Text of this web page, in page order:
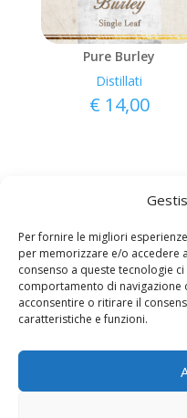
Per fornire le migliori
per memorizzare e/o accedere
consenso a queste tecnologie
comportamento di navigazione
acconsentire o ritirare il
caratteristiche e funzioni.
Pure Burley
Distillati
€ 14,00
Copyright
Bienno (BS)